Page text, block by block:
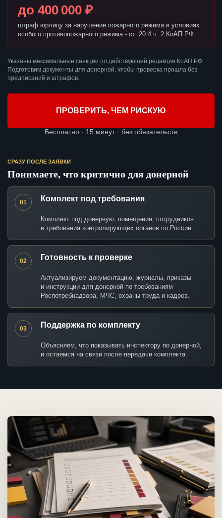
до 400 000 ₽
штраф юрлицу за нарушение пожарного режима в условиях
особого противопожарного режима - ст. 20.4 ч. 2 КоАП РФ
Указаны максимальные санкции по действующей редакции КоАП РФ.
Подготовим документы для донерной, чтобы проверка прошла без
предписаний и штрафов.
ПРОВЕРИТЬ, ЧЕМ РИСКУЮ
Бесплатно · 15 минут · без обязательств
СРАЗУ ПОСЛЕ ЗАЯВКИ
Понимаете, что критично для донерной
01 Комплект под требования
Комплект под донерную, помещение, сотрудников
и требования контролирующих органов по России.
02 Готовность к проверке
Актуализируем документацию, журналы, приказы
и инструкции для донерной по требованиям
Роспотребнадзора, МЧС, охраны труда и кадров.
03 Поддержка по комплекту
Объясняем, что показывать инспектору по донерной,
и остаемся на связи после передачи комплекта.